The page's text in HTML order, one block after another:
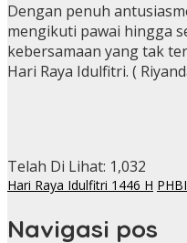
Dengan penuh
mengikuti pawai hingga
kebersamaan yang tak
Hari Raya Idulfitri. (
Telah Di Lihat: 1,032
Hari Raya Idulfitri 1446 H
Navigasi pos